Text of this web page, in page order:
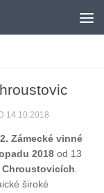
14.10.2018
2. Zámecké vinné
2018 od 13
Chroustovicích.
široké